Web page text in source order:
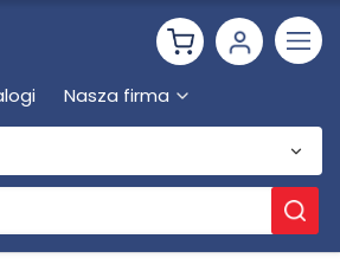
Nasza firma